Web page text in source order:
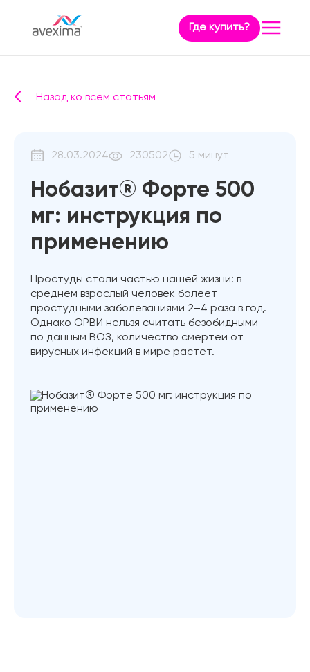
Где купить?
Назад ко всем статьям
28.03.2024 230502 5 минут
Нобазит® Форте 500
мг: инструкция по
применению
Простуды стали частью нашей жизни: в
среднем взрослый человек болеет
простудными заболеваниями 2–4 раза в год.
Однако ОРВИ нельзя считать безобидными —
по данным ВОЗ, количество смертей от
вирусных инфекций в мире растет.